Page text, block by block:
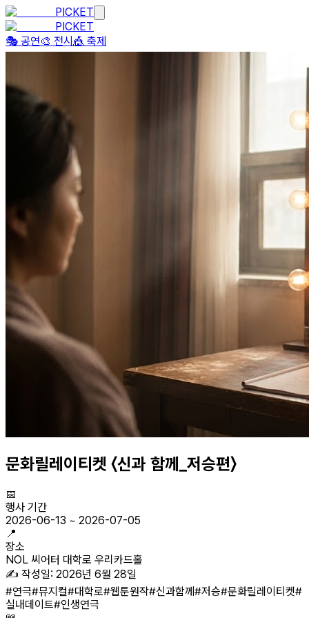
PICKET
PICKET
🎭 공연🎨 전시 🎪 축제
문화릴레이티켓 〈신과 함께_저승편〉
📅
행사 기간
2026-06-13 ~ 2026-07-05
📍
장소
NOL 씨어터 대학로 우리카드홀
✍️ 작성일: 2026년 6월 28일
#연극#뮤지컬#대학로#웹툰원작#신과함께#저승#문화릴레이티켓#
실내데이트#인생연극